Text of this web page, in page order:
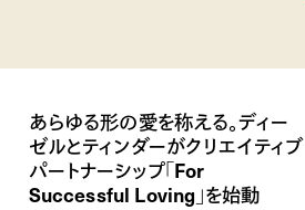
あらゆる形の愛を称える。ディー
ゼルとティンダーがクリエイティブ
パートナーシップ「For
Successful Loving」を始動